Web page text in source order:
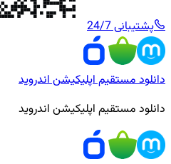
پشتیبانی 24/7
دانلود مستقیم اپلیکیشن اندروید
دانلود مستقیم اپلیکیشن اندروید